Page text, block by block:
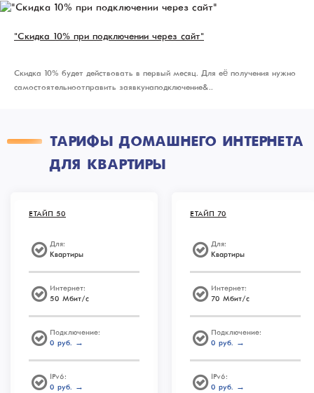
"Скидка 10% при подключении через сайт"
Скидка 10% будет действовать в первый месяц. Для её получения нужно
самостоятельно отправить заявку на подключение&..
ТАРИФЫ ДОМАШНЕГО ИНТЕРНЕТА
ДЛЯ КВАРТИРЫ
ЕТАЙП 50
Для:
Квартиры
Интернет:
50 Мбит/с
Подключение:
0 руб. →
IPv6:
0 руб. →
ЕТАЙП 70
Для:
Квартиры
Интернет:
70 Мбит/с
Подключение:
0 руб. →
IPv6:
0 руб. →